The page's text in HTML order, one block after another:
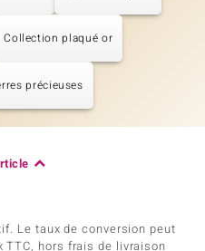
Collection plaqué or
précieuses
Le taux de conversion peut
TTC, hors frais de livraison